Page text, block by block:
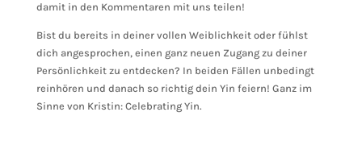
damit in den Kommentaren mit uns teilen!
Bist du bereits in deiner vollen Weiblichkeit oder fühlst
dich angesprochen, einen ganz neuen Zugang zu deiner
Persönlichkeit zu entdecken? In beiden Fällen unbedingt
reinhören und danach so richtig dein Yin feiern! Ganz im
Sinne von Kristin: Celebrating Yin.